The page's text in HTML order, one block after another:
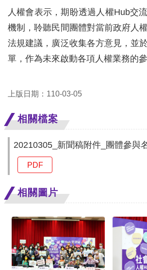
人權會表示，期盼透過人權Hub交
機制，聆聽民間團體對當前政府人
法規建議，廣泛收集各方意見，並
單，作為未來啟動各項人權業務的參
上版日期：110-03-05
相關檔案
20210305_新聞稿附件_團體參與
PDF
相關圖片